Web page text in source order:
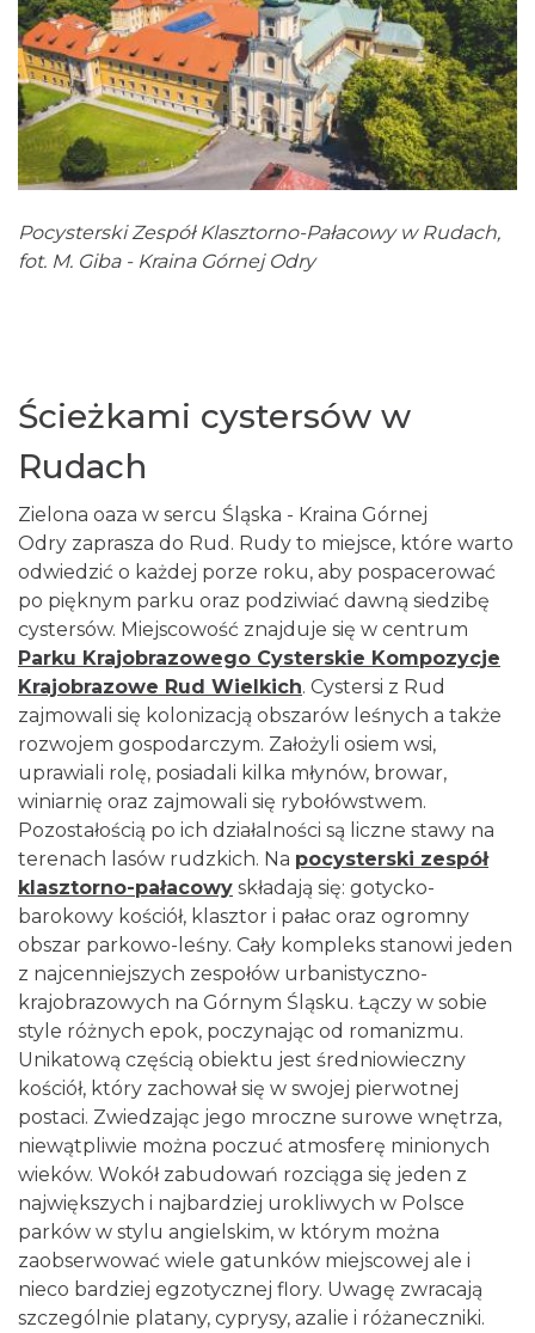
Pocysterski Zespół Klasztorno-Pałacowy w Rudach,
fot. M. Giba - Kraina Górnej Odry
Ścieżkami cystersów w
Rudach
Zielona oaza w sercu Śląska - Kraina Górnej
Odry zaprasza do Rud. Rudy to miejsce, które warto
odwiedzić o każdej porze roku, aby pospacerować
po pięknym parku oraz podziwiać dawną siedzibę
cystersów. Miejscowość znajduje się w centrum
Parku Krajobrazowego Cysterskie Kompozycje
Krajobrazowe Rud Wielkich. Cystersi z Rud
zajmowali się kolonizacją obszarów leśnych a także
rozwojem gospodarczym. Założyli osiem wsi,
uprawiali rolę, posiadali kilka młynów, browar,
winiarnię oraz zajmowali się rybołówstwem.
Pozostałością po ich działalności są liczne stawy na
terenach lasów rudzkich. Na pocysterski zespół
klasztorno-pałacowy składają się: gotycko-
barokowy kościół, klasztor i pałac oraz ogromny
obszar parkowo-leśny. Cały kompleks stanowi jeden
z najcenniejszych zespołów urbanistyczno-
krajobrazowych na Górnym Śląsku. Łączy w sobie
style różnych epok, poczynając od romanizmu.
Unikatową częścią obiektu jest średniowieczny
kościół, który zachował się w swojej pierwotnej
postaci. Zwiedzając jego mroczne surowe wnętrza,
niewątpliwie można poczuć atmosferę minionych
wieków. Wokół zabudowań rozciąga się jeden z
największych i najbardziej urokliwych w Polsce
parków w stylu angielskim, w którym można
zaobserwować wiele gatunków miejscowej ale i
nieco bardziej egzotycznej flory. Uwagę zwracają
szczególnie platany, cyprysy, azalie i różaneczniki.